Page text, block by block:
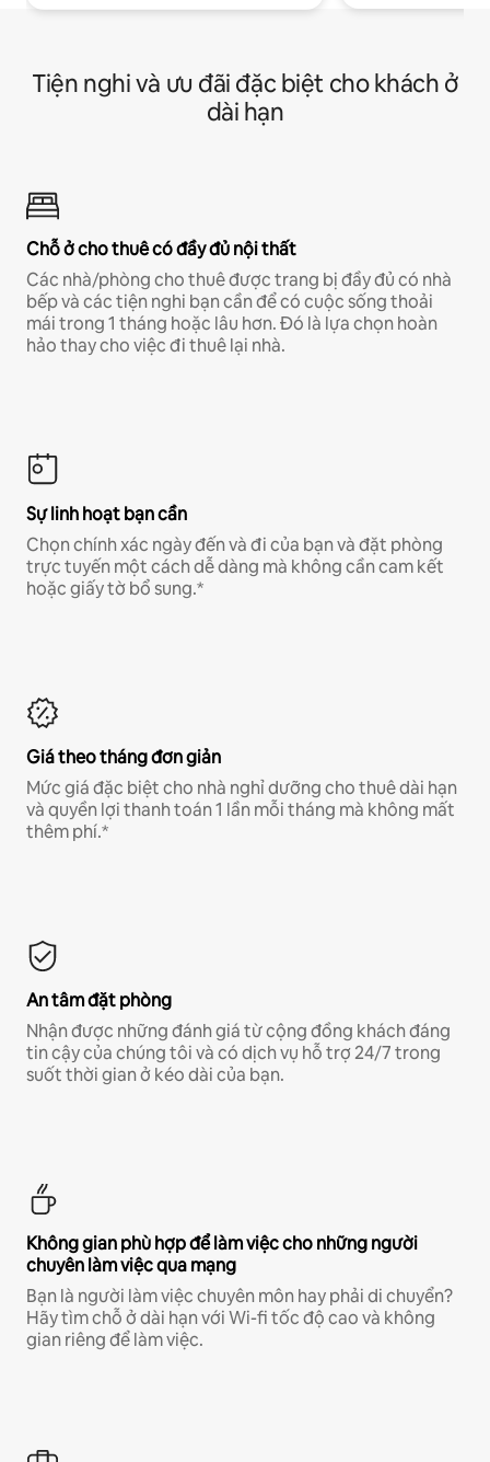
Tiện nghi và ưu đãi đặc biệt cho khách ở
dài hạn
Chỗ ở cho thuê có đầy đủ nội thất
Các nhà/phòng cho thuê được trang bị đầy đủ có nhà
bếp và các tiện nghi bạn cần để có cuộc sống thoải
mái trong 1 tháng hoặc lâu hơn. Đó là lựa chọn hoàn
hảo thay cho việc đi thuê lại nhà.
Sự linh hoạt bạn cần
Chọn chính xác ngày đến và đi của bạn và đặt phòng
trực tuyến một cách dễ dàng mà không cần cam kết
hoặc giấy tờ bổ sung.*
Giá theo tháng đơn giản
Mức giá đặc biệt cho nhà nghỉ dưỡng cho thuê dài hạn
và quyền lợi thanh toán 1 lần mỗi tháng mà không mất
thêm phí.*
An tâm đặt phòng
Nhận được những đánh giá từ cộng đồng khách đáng
tin cậy của chúng tôi và có dịch vụ hỗ trợ 24/7 trong
suốt thời gian ở kéo dài của bạn.
Không gian phù hợp để làm việc cho những người
chuyên làm việc qua mạng
Bạn là người làm việc chuyên môn hay phải di chuyển?
Hãy tìm chỗ ở dài hạn với Wi-fi tốc độ cao và không
gian riêng để làm việc.